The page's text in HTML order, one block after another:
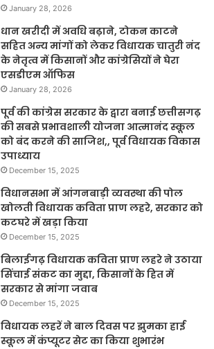
January 28, 2026
धान खरीदी में अवधि बढ़ाने, टोकन काटने
सहित अन्य मांगों को लेकर विधायक चातुरी नंद
के नेतृत्व में किसानों और कांग्रेसियों ने घेरा
एसडीएम ऑफिस
January 28, 2026
पूर्व की कांग्रेस सरकार के द्वारा बनाई छत्तीसगढ़
की सबसे प्रभावशाली योजना आत्मानंद स्कूल
को बंद करने की साजिश,, पूर्व विधायक विकास
उपाध्याय
December 15, 2025
विधानसभा में आंगनबाड़ी व्यवस्था की पोल
खोलती विधायक कविता प्राण लहरे, सरकार को
कटघरे में खड़ा किया
December 15, 2025
बिलाईगढ़ विधायक कविता प्राण लहरे ने उठाया
सिंचाई संकट का मुद्दा, किसानों के हित में
सरकार से मांगा जवाब
December 15, 2025
विधायक लहरें ने बाल दिवस पर झुमका हाई
स्कूल में कंप्यूटर सेट का किया शुभारंभ